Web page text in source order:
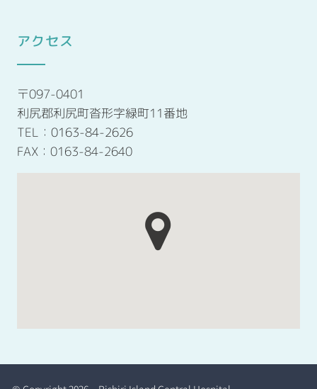
アクセス
〒097-0401
利尻郡利尻町沓形字緑町11番地
TEL： 0163-84-2626
FAX：0163-84-2640